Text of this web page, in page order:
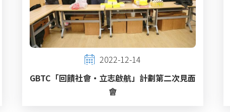
2022-12-14
GBTC「回饋社會‧立志啟航」計劃第二次見面
會